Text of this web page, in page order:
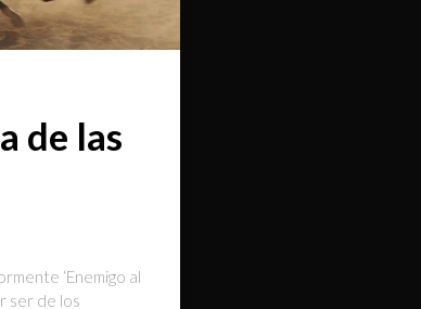
de las
‘Enemigo al
ser de los